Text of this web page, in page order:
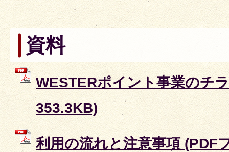
資料
WESTERポイント事業のチ
353.3KB)
利用の流れと注意事項 (PDF